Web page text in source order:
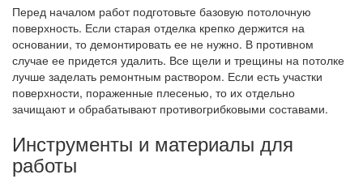
Перед началом работ подготовьте базовую потолочную
поверхность. Если старая отделка крепко держится на
основании, то демонтировать ее не нужно. В противном
случае ее придется удалить. Все щели и трещины на потолке
лучше заделать ремонтным раствором. Если есть участки
поверхности, пораженные плесенью, то их отдельно
зачищают и обрабатывают противогрибковыми составами.
Инструменты и материалы для
работы